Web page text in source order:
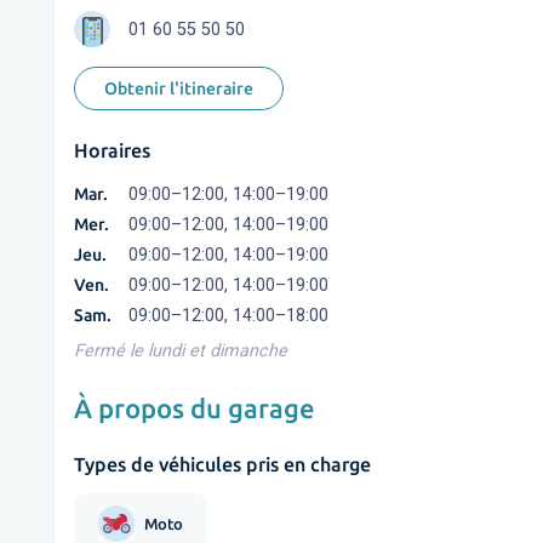
01 60 55 50 50
Obtenir l'itineraire
Horaires
Mar. 09:00–12:00, 14:00–19:00
Mer. 09:00–12:00, 14:00–19:00
Jeu. 09:00–12:00, 14:00–19:00
Ven. 09:00–12:00, 14:00–19:00
Sam.
09:00–12:00, 14:00–18:00
Fermé le lundi et dimanche
À propos du garage
Types de véhicules pris en charge
Moto